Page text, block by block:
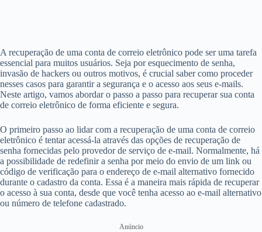
A recuperação de uma conta de correio eletrônico pode ser uma tarefa
essencial para muitos usuários. Seja por esquecimento de senha,
invasão de hackers ou outros motivos, é crucial saber como proceder
nesses casos para garantir a segurança e o acesso aos seus e-mails.
Neste artigo, vamos abordar o passo a passo para recuperar sua conta
de correio eletrônico de forma eficiente e segura.
O primeiro passo ao lidar com a recuperação de uma conta de correio
eletrônico é tentar acessá-la através das opções de recuperação de
senha fornecidas pelo provedor de serviço de e-mail. Normalmente, há
a possibilidade de redefinir a senha por meio do envio de um link ou
código de verificação para o endereço de e-mail alternativo fornecido
durante o cadastro da conta. Essa é a maneira mais rápida de recuperar
o acesso à sua conta, desde que você tenha acesso ao e-mail alternativo
ou número de telefone cadastrado.
Anúncio